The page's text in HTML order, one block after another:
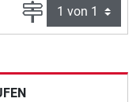
Seite